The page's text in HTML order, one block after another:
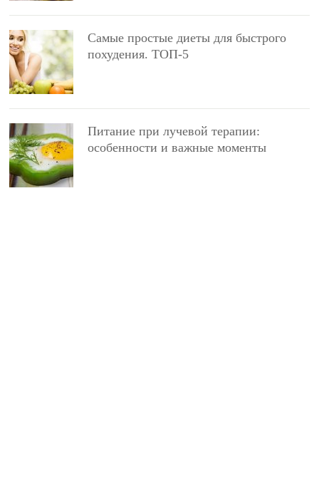
Самые простые диеты для быстрого
похудения. ТОП-5
Питание при лучевой терапии:
особенности и важные моменты